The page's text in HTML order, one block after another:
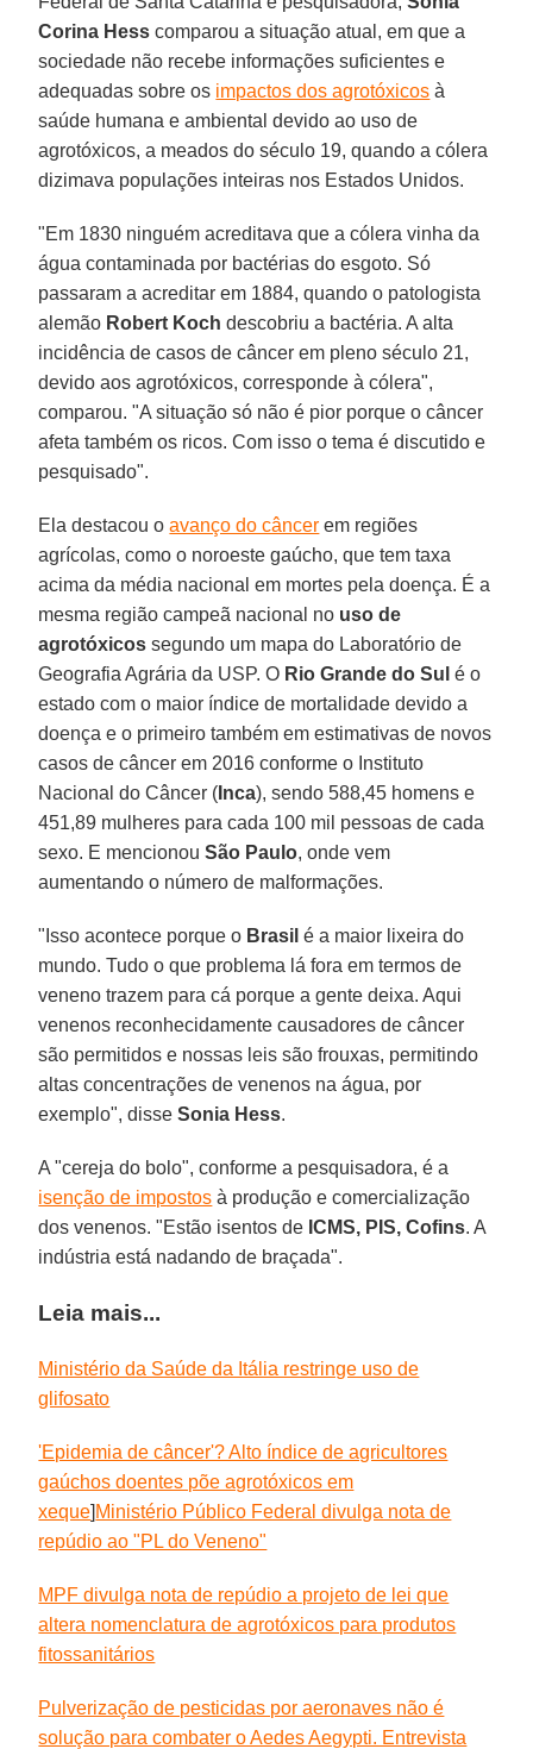
Corina Hess comparou a situação atual, em que a
sociedade não recebe informações suficientes e
adequadas sobre os impactos dos agrotóxicos à
saúde humana e ambiental devido ao uso de
agrotóxicos, a meados do século 19, quando a cólera
dizimava populações inteiras nos Estados Unidos.
"Em 1830 ninguém acreditava que a cólera vinha da
água contaminada por bactérias do esgoto. Só
passaram a acreditar em 1884, quando o patologista
alemão Robert Koch descobriu a bactéria. A alta
incidência de casos de câncer em pleno século 21,
devido aos agrotóxicos, corresponde à cólera",
comparou. "A situação só não é pior porque o câncer
afeta também os ricos. Com isso o tema é discutido e
pesquisado".
Ela destacou oavanço do câncer em regiões
agrícolas, como o noroeste gaúcho, que tem taxa
acima da média nacional em mortes pela doença. É a
mesma região campeã nacional no uso de
agrotóxicos segundo um mapa do Laboratório de
Geografia Agrária da USP. O Rio Grande do Sul é o
estado com o maior índice de mortalidade devido a
doença e o primeiro também em estimativas de novos
casos de câncer em 2016 conforme o Instituto
Nacional do Câncer ( Inca), sendo 588,45 homens e
451,89 mulheres para cada 100 mil pessoas de cada
sexo. E mencionou São Paulo, onde vem
aumentando o número de malformações.
"Isso acontece porque o Brasil é a maior lixeira do
mundo. Tudo o que problema lá fora em termos de
veneno trazem para cá porque a gente deixa. Aqui
venenos reconhecidamente causadores de câncer
são permitidos e nossas leis são frouxas, permitindo
altas concentrações de venenos na água, por
exemplo", disse Sonia Hess.
A "cereja do bolo", conforme a pesquisadora, é a
isenção de impostos à produção e comercialização
dos venenos. "Estão isentos de ICMS, PIS, Cofins. A
indústria está nadando de braçada".
Leia mais...
Ministério da Saúde da Itália restringe uso de
glifosato
'Epidemia de câncer'? Alto índice de agricultores
gaúchos doentes põe agrotóxicos em
xeque] Ministério Público Federal divulga nota de
repúdio ao "PL do Veneno"
MPF divulga nota de repúdio a projeto de lei que
altera nomenclatura de agrotóxicos para produtos
fitossanitários
Pulverização de pesticidas por aeronaves não é
solução para combater o Aedes Aegypti. Entrevista